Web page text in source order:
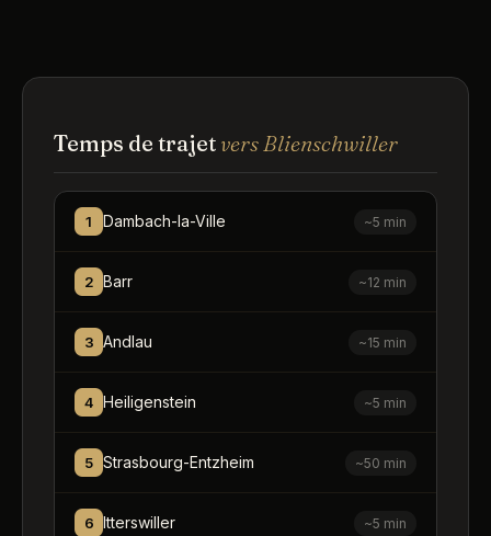
Temps de trajet vers Blienschwiller
1 Dambach-la-Ville ~5 min
2 Barr ~12 min
3 Andlau ~15 min
4 Heiligenstein ~5 min
5 Strasbourg-Entzheim ~50 min
6 Itterswiller ~5 min